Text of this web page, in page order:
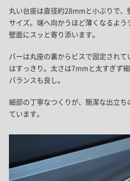
丸い台座は直径約28mmと小ぶりで、
サイズ。端へ向かうほど薄くなるよう
壁面にスッと寄り添います。
バーは丸座の裏からビスで固定され
はすっきり。太さは7mmと太すぎず
バランスも良し。
細部の丁寧なつくりが、簡潔な出立ち
ています。